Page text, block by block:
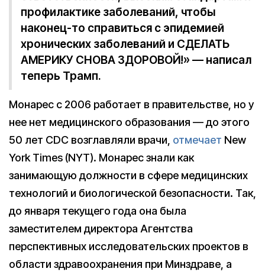
профилактике заболеваний, чтобы
наконец-то справиться с эпидемией
хронических заболеваний и СДЕЛАТЬ
АМЕРИКУ СНОВА ЗДОРОВОЙ!» — написал
теперь Трамп.
Монарес с 2006 работает в правительстве, но у
нее нет медицинского образования — до этого
50 лет CDC возглавляли врачи, отмечает New
York Times (NYT). Монарес знали как
занимающую должности в сфере медицинских
технологий и биологической безопасности. Так,
до января текущего года она была
заместителем директора Агентства
перспективных исследовательских проектов в
области здравоохранения при Минздраве, а